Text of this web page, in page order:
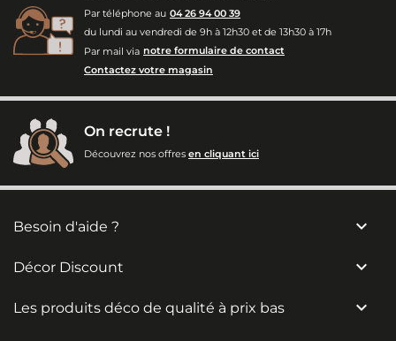
Par téléphone au 04 26 94 00 39
du lundi au vendredi de 9h à 12h30 et de 13h30 à 17h
Par mail via notre formulaire de contact
Contactez votre magasin
On recrute !
Découvrez nos offres en cliquant ici
Besoin d'aide ? 
Décor Discount 
Les produits déco de qualité à prix bas 